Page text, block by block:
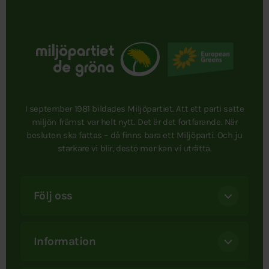
I september 1981 bildades Miljöpartiet. Att ett parti satte
miljön främst var helt nytt. Det är det fortfarande. När
besluten ska fattas – då finns bara ett Miljöparti. Och ju
starkare vi blir, desto mer kan vi uträtta.
Följ oss
Information